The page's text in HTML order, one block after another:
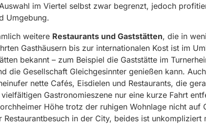
im Viertel selbst zwar begrenzt, jedoch
Umgebung.
weitere Restaurants und Gaststätten, die in
Gasthäusern bis zur internationalen Kost ist im
bekannt – zum Beispiel die Gaststätte im
die Gesellschaft Gleichgesinnter genießen kann.
nette Cafés, Eisdielen und Restaurants, die
Gastronomieszene nur eine kurze Fahrt
Höhe trotz der ruhigen Wohnlage nicht auf
Restaurantbesuch in der City, beides ist unkompliziert